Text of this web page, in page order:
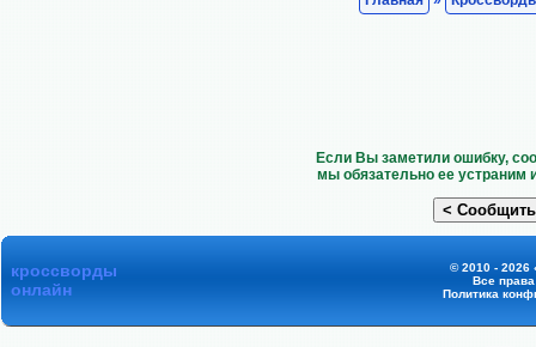
Если Вы заметили ошибку,
мы обязательно ее устраним
кроссворды
онлайн
© 2010 - 2026
Все
Политика